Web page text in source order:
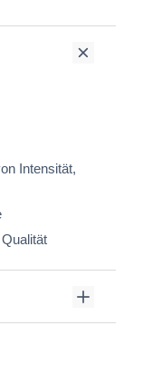
Intensität,